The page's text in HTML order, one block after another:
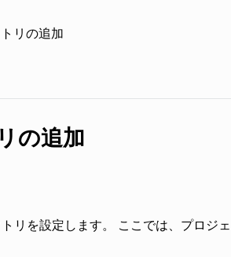
リの追加
の追加
リを設定します。 ここでは、プロジ